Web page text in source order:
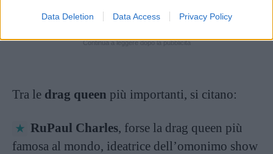
Data Deletion Data Access Privacy Policy
nel tessuto sociale e identitario.
Continua a leggere dopo la pubblicità
Tra le drag queen più importanti, si citano:
RuPaul Charles, forse la drag queen più
famosa al mondo, ideatrice dell’omonimo show